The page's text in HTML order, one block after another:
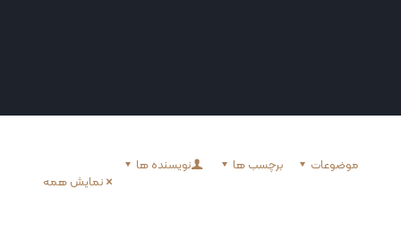
موضوعات برچسب ها
نویسنده ها
نمایش همه